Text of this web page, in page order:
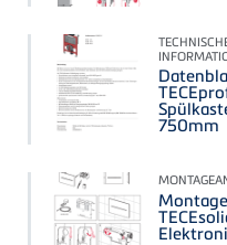
750mm